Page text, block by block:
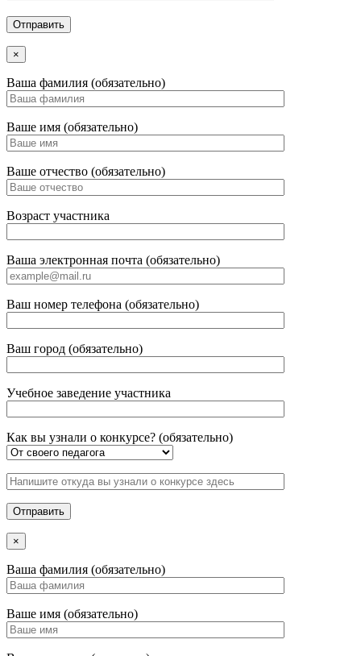
×
Ваша фамилия (обязательно)
Ваше имя (обязательно)
Ваше отчество (обязательно)
Возраст участника
Ваша электронная почта (обязательно)
Ваш номер телефона (обязательно)
Ваш город (обязательно)
Учебное заведение участника
Как вы узнали о конкурсе? (обязательно)
×
Ваша фамилия (обязательно)
Ваше имя (обязательно)